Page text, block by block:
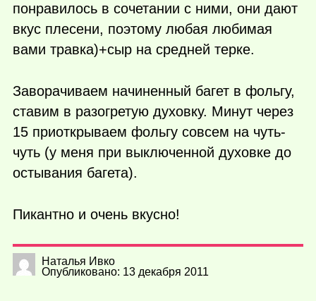
понравилось в сочетании с ними, они дают
вкус плесени, поэтому любая любимая
вами травка)+сыр на средней терке.
Заворачиваем начиненный багет в фольгу,
ставим в разогретую духовку. Минут через
15 приоткрываем фольгу совсем на чуть-
чуть (у меня при выключенной духовке до
остывания багета).
Пикантно и очень вкусно!
Наталья Ивко
Опубликовано: 13 декабря 2011